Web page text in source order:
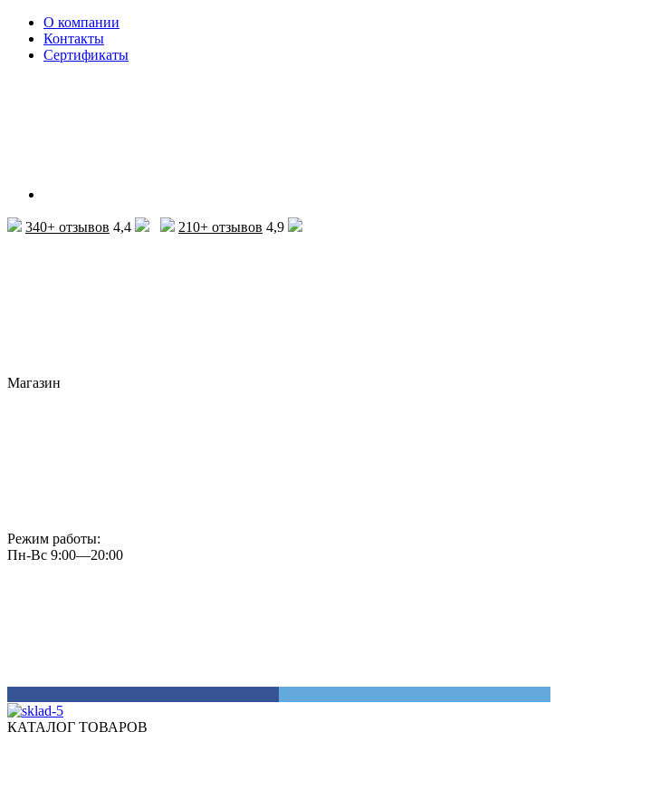
О компании
Контакты
Сертификаты
340+ отзывов 4,4 210+ отзывов 4,9
Магазин
Режим работы:
Пн-Вс 9:00—20:00
КАТАЛОГ ТОВАРОВ